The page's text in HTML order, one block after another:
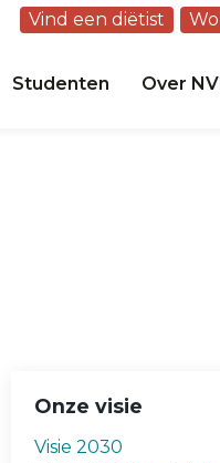
Vind een diëtist
Studenten Over
Onze visie
Visie 2030